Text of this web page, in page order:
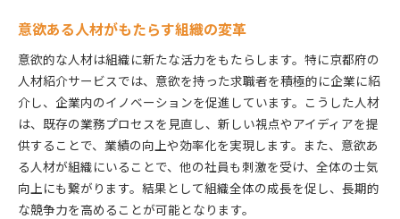
地域ネットワークを活用した求人情報の提供
京都府の人材紹介が提供する意欲を引き出すサポート
体制
個々の強みを活かすカウンセリング方法
意欲を引き出すための具体的な支援策
企業とのマッチング成功事例
スキルアップをサポートする教育プログラム
モチベーション維持のためのフォロー体制
意欲ある人材がもたらす組織の変革
意欲的な人材は組織に新たな活力をもたらします。特に京都府の
人材紹介サービスでは、意欲を持った求職者を積極的に企業に紹
介し、企業内のイノベーションを促進しています。こうした人材
は、既存の業務プロセスを見直し、新しい視点やアイディアを提
供することで、業績の向上や効率化を実現します。また、意欲あ
る人材が組織にいることで、他の社員も刺激を受け、全体の士気
向上にも繋がります。結果として組織全体の成長を促し、長期的
な競争力を高めることが可能となります。